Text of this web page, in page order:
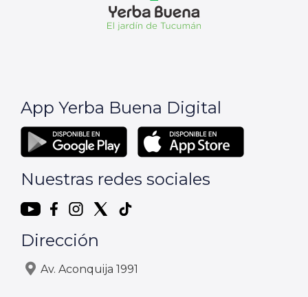
App Yerba Buena Digital
Nuestras redes sociales
Dirección
Av. Aconquija 1991